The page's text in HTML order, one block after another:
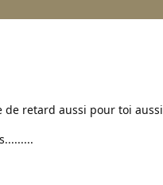
de retard aussi pour toi aussi